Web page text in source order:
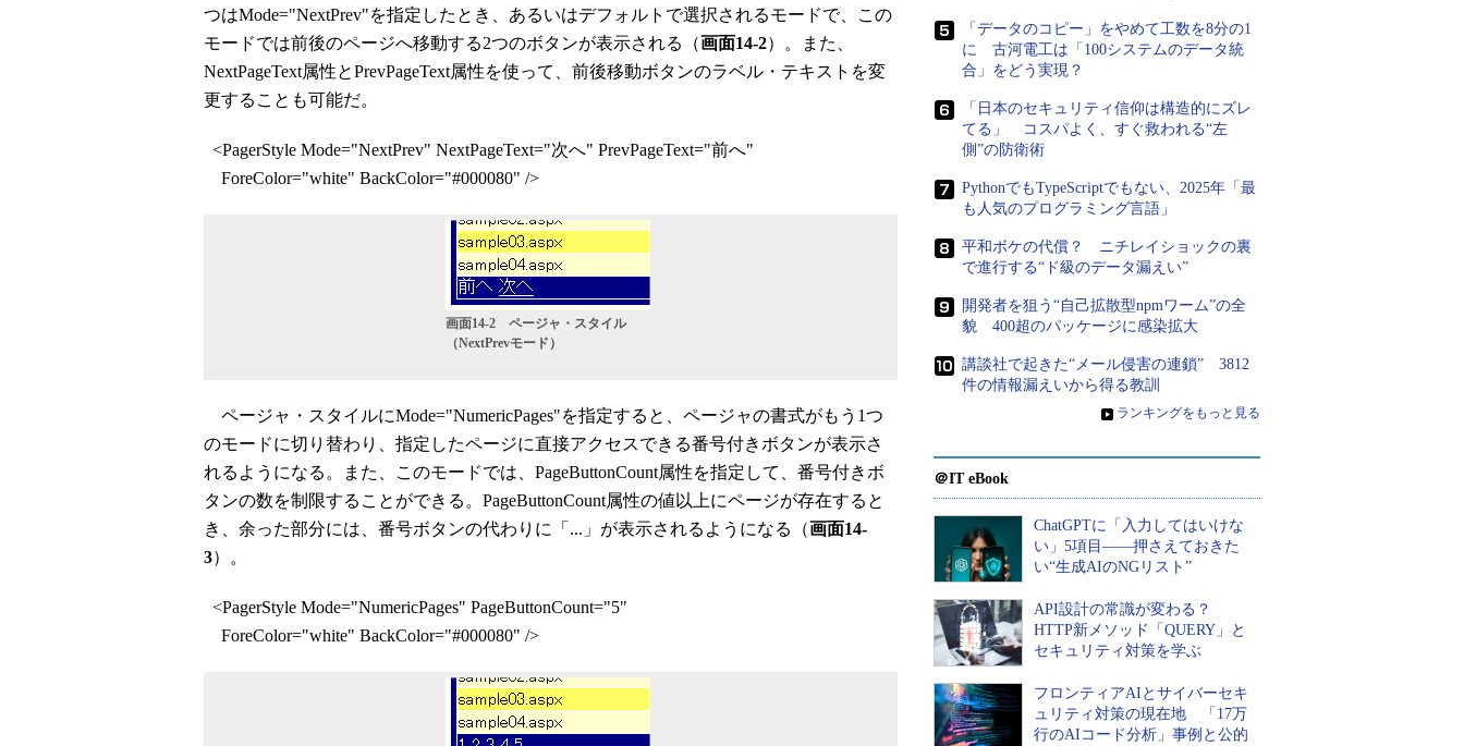
つはMode="NextPrev"を指定したとき、あるいはデフォルトで選択されるモードで、この
モードでは前後のページへ移動する2つのボタンが表示される（画面14-2）。また、
NextPageText属性とPrevPageText属性を使って、前後移動ボタンのラベル・テキストを変
更することも可能だ。
<PagerStyle Mode="NextPrev" NextPageText="次へ" PrevPageText="前へ"
ForeColor="white" BackColor="#000080" />
画面14-2 ページャ・スタイル
（NextPrevモード）
ページャ・スタイルにMode="NumericPages"を指定すると、ページャの書式がもう1つ
のモードに切り替わり、指定したページに直接アクセスできる番号付きボタンが表示さ
れるようになる。また、このモードでは、PageButtonCount属性を指定して、番号付きボ
タンの数を制限することができる。PageButtonCount属性の値以上にページが存在すると
き、余った部分には、番号ボタンの代わりに「...」が表示されるようになる（画面14-
3）。
<PagerStyle Mode="NumericPages" PageButtonCount="5"
ForeColor="white" BackColor="#000080" />
「データのコピー」をやめて工数を8分の1
に 古河電工は「100システムのデータ統
合」をどう実現？
「日本のセキュリティ信仰は構造的にズレ
てる」 コスパよく、すぐ救われる“左
側”の防衛術
PythonでもTypeScriptでもない、2025年「最
も人気のプログラミング言語」
平和ボケの代償？ ニチレイショックの裏
で進行する“ド級のデータ漏えい”
開発者を狙う“自己拡散型npmワーム”の全
貌 400超のパッケージに感染拡大
講談社で起きた“メール侵害の連鎖” 3812
件の情報漏えいから得る教訓
» ランキングをもっと見る
＠IT eBook
ChatGPTに「入力してはいけな
い」5項目――押さえておきた
い“生成AIのNGリスト”
API設計の常識が変わる？
HTTP新メソッド「QUERY」と
セキュリティ対策を学ぶ
フロンティアAIとサイバーセキ
ュリティ対策の現在地 「17万
行のAIコード分析」事例と公的